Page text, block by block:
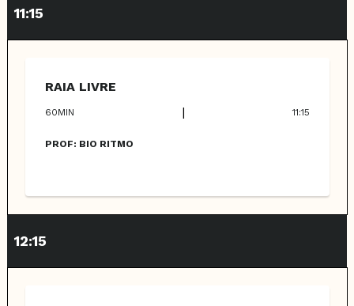
11:15
RAIA LIVRE
60MIN | 11:15
PROF: BIO RITMO
12:15